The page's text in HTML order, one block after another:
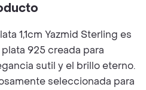
1,1cm Yazmid Sterling es
925 creada para
sutil y el brillo eterno.
seleccionada para